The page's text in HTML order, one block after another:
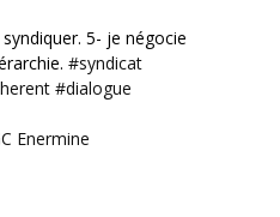
5- je négocie
#syndicat
#dialogue
Enermine